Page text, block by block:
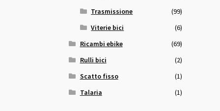
Trasmissione
(99)
Viterie bici
(6)
Ricambi ebike
(69)
Rulli bici
(2)
Scatto fisso
(1)
Talaria
(1)